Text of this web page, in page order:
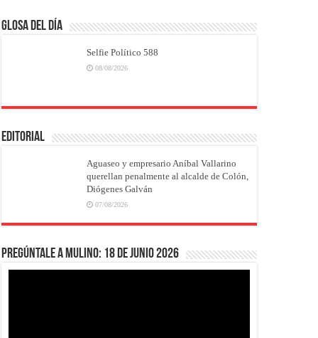
Glosa del Día
Selfie Político 588
08/08/2026
EDITORIAL
Aguaseo y empresario Aníbal Vallarino
querellan penalmente al alcalde de Colón,
Diógenes Galván
07/08/2026
Pregúntale a Mulino: 18 de junio 2026